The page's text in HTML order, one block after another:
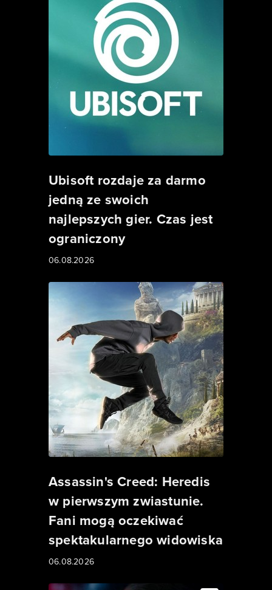
Ubisoft rozdaje za darmo
jedną ze swoich
najlepszych gier. Czas jest
ograniczony
06.08.2026
Assassin's Creed: Heredis
w pierwszym zwiastunie.
Fani mogą oczekiwać
spektakularnego widowiska
06.08.2026